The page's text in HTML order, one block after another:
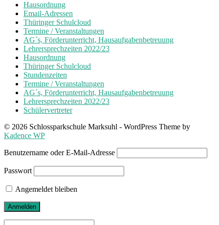
Hausordnung
Email-Adressen
Thüringer Schulcloud
Termine / Veranstaltungen
AG´s, Förderunterricht, Hausaufgabenbetreuung
Lehrersprechzeiten 2022/23
Hausordnung
Thüringer Schulcloud
Stundenzeiten
Termine / Veranstaltungen
AG´s, Förderunterricht, Hausaufgabenbetreuung
Lehrersprechzeiten 2022/23
Schülervertreter
© 2026 Schlossparkschule Marksuhl - WordPress Theme by
Kadence WP
Benutzername oder E-Mail-Adresse
Passwort
Angemeldet bleiben